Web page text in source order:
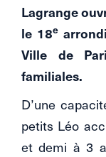
Lagrange
le 18e
Ville de
familiales.
D’une
petits Léo
et demi à 3